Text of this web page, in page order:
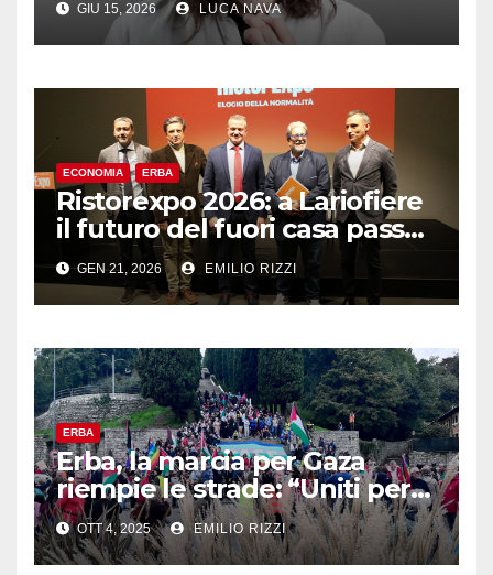
GIU 15, 2026 LUCA NAVA
ECONOMIA ERBA
Ristorexpo 2026: a Lariofiere
il futuro del fuori casa passa
dalla “normalità”
GEN 21, 2026 EMILIO RIZZI
ERBA
Erba, la marcia per Gaza
riempie le strade: “Uniti per
la pace, senza odio né
violenza”
OTT 4, 2025 EMILIO RIZZI